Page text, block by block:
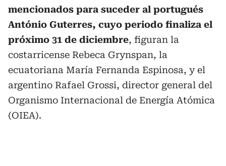
mencionados para suceder al portugués
António Guterres, cuyo periodo finaliza el
próximo 31 de diciembre, figuran la
costarricense Rebeca Grynspan, la
ecuatoriana María ‌Fernanda Espinosa, y el
argentino Rafael Grossi, director general del
Organismo Internacional de Energía Atómica
(OIEA).